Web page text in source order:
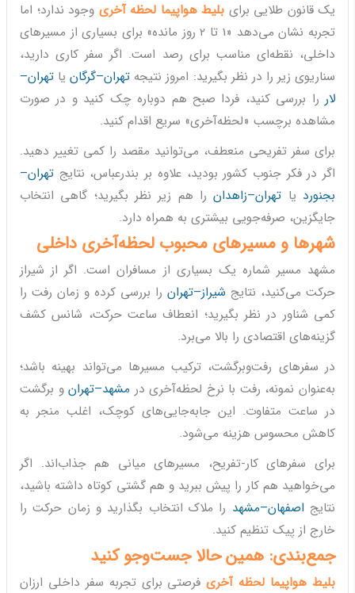
یک قانون طلایی برای بلیط هواپیما لحظه آخری وجود ندارد؛ اما
تجربه نشان می‌دهد «1 تا 2 روز مانده» برای بسیاری از مسیرهای
داخلی، نقطه‌ای مناسب برای رصد است. اگر سفر کاری دارید،
سناریوی زیر را در نظر بگیرید: امروز نتیجه تهران–گرگانیا تهران–
لار را بررسی کنید، فردا صبح هم دوباره چک کنید و در صورت
مشاهده برچسب «لحظه‌آخری» سریع اقدام کنید.
برای سفر تفریحی منعطف، می‌توانید مقصد را کمی تغییر دهید.
اگر در فکر جنوب کشور بودید، علاوه بر بندرعباس، نتایج تهران–
بجنورد یا تهران–زاهدانرا هم زیر نظر بگیرید؛ گاهی انتخاب
جایگزین، صرفه‌جویی بیشتری به همراه دارد.
شهرها و مسیرهای محبوب لحظه‌آخری داخلی
مشهد مسیر شماره یک بسیاری از مسافران است. اگر از شیراز
حرکت می‌کنید، نتایج شیراز–تهران را بررسی کرده و زمان رفت را
کمی شناور در نظر بگیرید؛ انعطاف ساعت حرکت، شانس کشف
گزینه‌های اقتصادی را بالا می‌برد.
در سفرهای رفت‌وبرگشت، ترکیب مسیرها می‌تواند بهینه باشد؛
به‌عنوان نمونه، رفت با نرخ لحظه‌آخری در مشهد–تهرانو برگشت
در ساعت متفاوت. این جابه‌جایی‌های کوچک، اغلب منجر به
کاهش محسوس هزینه می‌شود.
برای سفرهای کار-تفریح، مسیرهای میانی هم جذاب‌اند. اگر
می‌خواهید هم کار را پیش ببرید و هم گشتی کوتاه داشته باشید،
نتایج اصفهان–مشهد را ملاک انتخاب بگذارید و زمان حرکت را
خارج از پیک تنظیم کنید.
جمع‌بندی: همین حالا جست‌وجو کنید
بلیط هواپیما لحظه آخریفرصتی برای تجربه سفر داخلی ارزان